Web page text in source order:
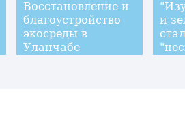
Восстановление и
благоустройство
экосреды в
Уланчабе
и